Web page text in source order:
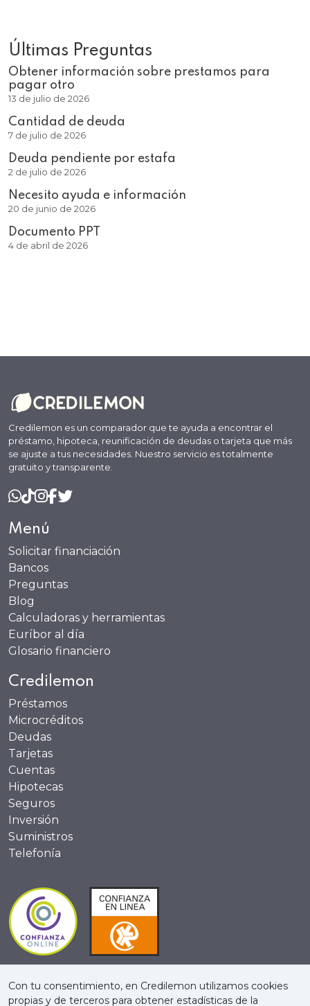
Últimas Preguntas
Obtener información sobre prestamos para
pagar otro
13 de julio de 2026
Cantidad de deuda
7 de julio de 2026
Deuda pendiente por estafa
2 de julio de 2026
Necesito ayuda e información
20 de junio de 2026
Documento PPT
4 de abril de 2026
Credilemon es un comparador que te ayuda a encontrar el
préstamo, hipoteca, reunificación de deudas o tarjeta que más
se ajuste a tus necesidades. Nuestro servicio es totalmente
gratuito y transparente.
Menú
Solicitar financiación
Bancos
Preguntas
Blog
Calculadoras y herramientas
Euríbor al día
Glosario financiero
Credilemon
Préstamos
Microcréditos
Deudas
Tarjetas
Cuentas
Hipotecas
Seguros
Inversión
Suministros
Telefonía
Con tu consentimiento, en Credilemon utilizamos cookies
propias y de terceros para obtener estadísticas de la